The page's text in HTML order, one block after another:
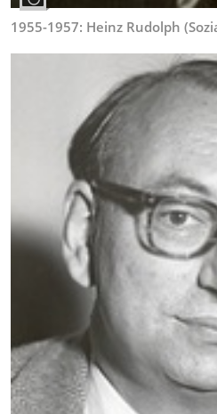
1955-1957: Heinz Rudolph